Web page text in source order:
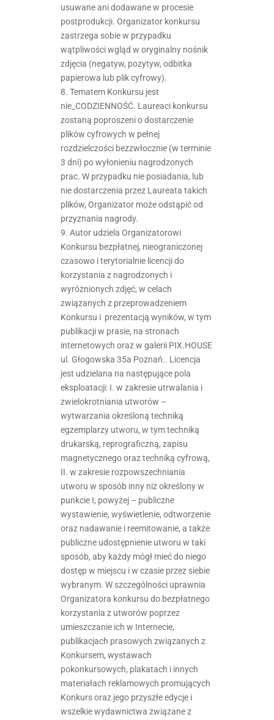
usuwane ani dodawane w procesie
postprodukcji. Organizator konkursu
zastrzega sobie w przypadku
wątpliwości wgląd w oryginalny nośnik
zdjęcia (negatyw, pozytyw, odbitka
papierowa lub plik cyfrowy).
8. Tematem Konkursu jest
nie_CODZIENNOŚĆ. Laureaci konkursu
zostaną poproszeni o dostarczenie
plików cyfrowych w pełnej
rozdzielczości bezzwłocznie (w terminie
3 dni) po wyłonieniu nagrodzonych
prac. W przypadku nie posiadania, lub
nie dostarczenia przez Laureata takich
plików, Organizator może odstąpić od
przyznania nagrody.
9. Autor udziela Organizatorowi
Konkursu bezpłatnej, nieograniczonej
czasowo i terytorialnie licencji do
korzystania z nagrodzonych i
wyróżnionych zdjęć, w celach
związanych z przeprowadzeniem
Konkursu i prezentacją wyników, w tym
publikacji w prasie, na stronach
internetowych oraz w galerii PIX.HOUSE
ul. Głogowska 35a Poznań.. Licencja
jest udzielana na następujące pola
eksploatacji: I. w zakresie utrwalania i
zwielokrotniania utworów –
wytwarzania określoną techniką
egzemplarzy utworu, w tym techniką
drukarską, reprograficzną, zapisu
magnetycznego oraz techniką cyfrową,
II. w zakresie rozpowszechniania
utworu w sposób inny niż określony w
punkcie I, powyżej – publiczne
wystawienie, wyświetlenie, odtworzenie
oraz nadawanie i reemitowanie, a także
publiczne udostępnienie utworu w taki
sposób, aby każdy mógł mieć do niego
dostęp w miejscu i w czasie przez siebie
wybranym. W szczególności uprawnia
Organizatora konkursu do bezpłatnego
korzystania z utworów poprzez
umieszczanie ich w Internecie,
publikacjach prasowych związanych z
Konkursem, wystawach
pokonkursowych, plakatach i innych
materiałach reklamowych promujących
Konkurs oraz jego przyszłe edycje i
wszelkie wydawnictwa związane z